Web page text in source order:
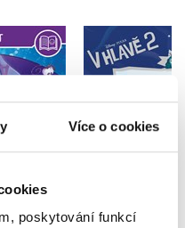
Více o cookies
poskytování funkcí
V hlavě 2